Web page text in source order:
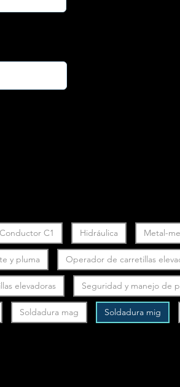
Conductor C1 Hidráulica Metal-
y pluma Operador de carretillas
elevadoras Seguridad y manejo de
Soldadura mag Soldadura mig